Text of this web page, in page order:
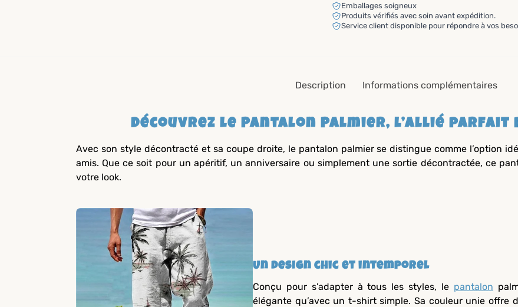
Emballages soigneux
Produits vérifiés avec soin avant expédition.
Service client disponible pour répondre à vos
Description Informations complémentaires
Découvrez le Pantalon Palmier, l’allié parfait
Avec son style décontracté et sa coupe droite, le pantalon palmier se distingue comme l’option
amis. Que ce soit pour un apéritif, un anniversaire ou simplement une sortie décontractée, ce
votre look.
Un design chic et intemporel
Conçu pour s’adapter à tous les styles, le pantalon
élégante qu’avec un t-shirt simple. Sa couleur unie offre